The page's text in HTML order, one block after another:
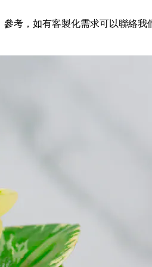
參考，如有客製化需求可以聯絡我